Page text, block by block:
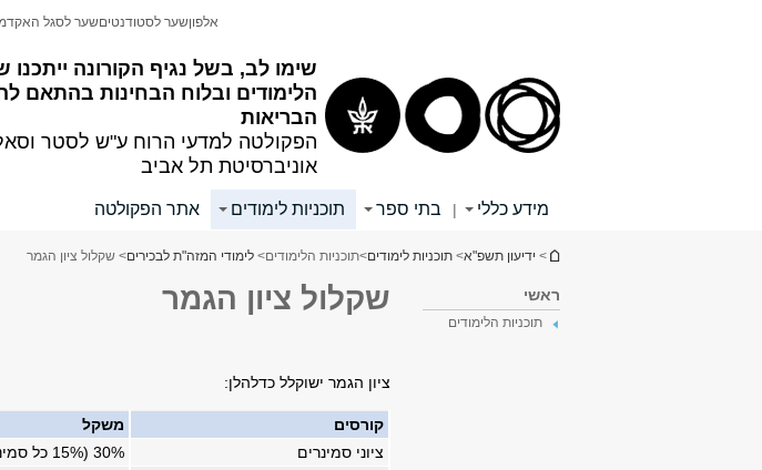
שימו לב, בשל נגיף הקורונה ייתכנו
הלימודים ובלוח הבחינות בהתאם
הבריאות
הפקולטה למדעי הרוח ע"ש לסטר
אוניברסיטת תל אביב
אלפוןשער לסטודנטיםשער לסגל
מידע כללי | בתי ספר תוכניות לימודים אתר הפקולטה
הינך נמצא כאן
> ידיעון תשפ"א> תוכניות לימודים>תוכניות הלימודים> לימודי המזה"ת לבכירים> שקלול ציון הגמר
ראשי
תוכניות הלימודים
שקלול ציון הגמר
​ציון הגמר ישוקלל כדלהלן:
קורסים
משקל
ציוני סמינרים
30% (15% כל סמינר)